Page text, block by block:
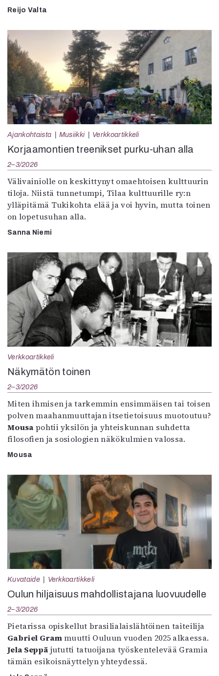
Reijo Valta
Ajankohtaista Musiikki Verkkoartikkeli
Korjaamontien treenikset purku-uhan alla
2–3/2026
Välivainiolle on keskittynyt omaehtoisen kulttuurin
tiloja. Niistä tunnetumpi, Tilaa kulttuurille ry:n
ylläpitämä Tukikohta elää ja voi hyvin, mutta toinen
on lopetusuhan alla.
Sanna Niemi
Verkkoartikkeli
Näkymätön toinen
2–3/2026
Miten ihmisen ja tarkemmin ensimmäisen tai toisen
polven maahanmuuttajan itsetietoisuus muotoutuu?
Mousa pohtii yksilön ja yhteiskunnan suhdetta
filosofien ja sosiologien näkökulmien valossa.
Mousa
Kuvataide Verkkoartikkeli
Oulun hiljaisuus mahdollistajana luovuudelle
2–3/2026
Pietarissa opiskellut brasilialaislähtöinen taiteilija
Gabriel Grammuutti Ouluun vuoden 2025 alkaessa.
Jela Seppä jututti tatuoijana työskentelevää Gramia
tämän esikoisnäyttelyn yhteydessä.